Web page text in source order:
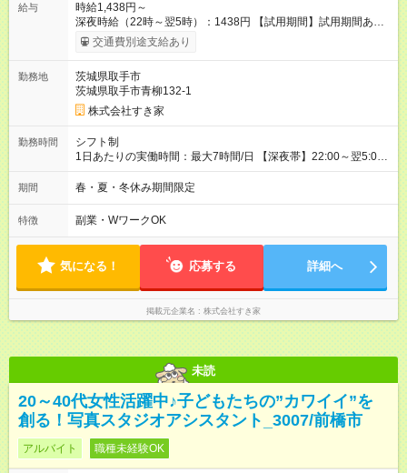
給与
時給1,438円～
深夜時給（22時～翌5時）：1438円 【試用期間】試用期間あり
試用期間の長さ：1ヶ月 雇用形態、給与は本採用時と同じです。
試用期間の実態は30日（※条件変更なし）ですが、切り上げで
同時給）
交通費別途支給あり
勤務地
茨城県取手市
茨城県取手市青柳132-1
株式会社すき家
勤務時間
シフト制
1日あたりの実働時間：最大7時間/日 【深夜帯】22:00～翌5:00
週2日～・1日2h～OK◎ ※22:00から翌5:00までは18歳以上の方
のみ勤務可能です（18歳未満の深夜業務禁止のため） ★深夜で
す。 必ず、2名以上での勤務を行いますので、安心して働けま
す。
期間 春・夏・冬休み期間限定
特徴 副業・WワークOK
気になる！ 応募する 詳細へ
掲載元企業名 株式会社すき家
未読
20～40代女性活躍中♪子どもたちの”カワイイ”を
創る！写真スタジオアシスタント_3007/前橋市
アルバイト 職種未経験OK